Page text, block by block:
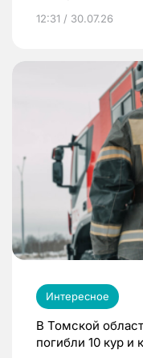
12:31 / 30.07.26
Интересное
В Томской
погибли 10 кур и